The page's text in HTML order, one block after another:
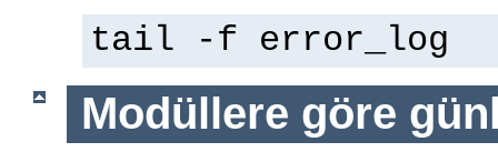
tail -f error_log
Modüllere göre